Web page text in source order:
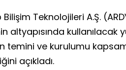
Bilişim Teknolojileri A.Ş.
altyapısında kullanılacak
temini ve kurulumu
açıkladı.